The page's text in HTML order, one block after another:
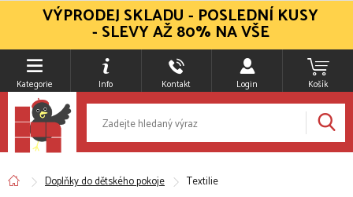
Kategorie Info Kontakt Login Košík
Doplňky do dětského pokoje Textilie
VÝPRODEJ SKLADU - POSLEDNÍ KUSY
- SLEVY AŽ 80% NA VŠE